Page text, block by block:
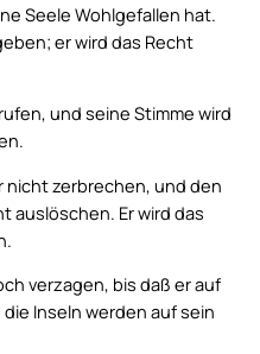
Seele Wohlgefallen hat.
er wird das Recht
und seine Stimme wird
nicht zerbrechen, und den
auslöschen. Er wird das
verzagen, bis daß er auf
Inseln werden auf sein